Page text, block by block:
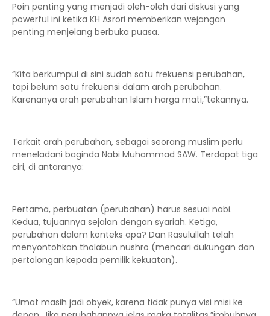
Poin penting yang menjadi oleh-oleh dari diskusi yang
powerful ini ketika KH Asrori memberikan wejangan
penting menjelang berbuka puasa.
“Kita berkumpul di sini sudah satu frekuensi perubahan,
tapi belum satu frekuensi dalam arah perubahan.
Karenanya arah perubahan Islam harga mati,”tekannya.
Terkait arah perubahan, sebagai seorang muslim perlu
meneladani baginda Nabi Muhammad SAW. Terdapat tiga
ciri, di antaranya:
Pertama, perbuatan (perubahan) harus sesuai nabi.
Kedua, tujuannya sejalan dengan syariah. Ketiga,
perubahan dalam konteks apa? Dan Rasulullah telah
menyontohkan tholabun nushro (mencari dukungan dan
pertolongan kepada pemilik kekuatan).
“Umat masih jadi obyek, karena tidak punya visi misi ke